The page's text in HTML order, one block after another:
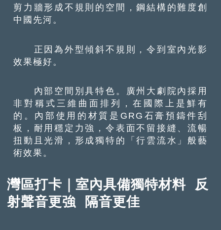
剪力牆形成不規則的空間，鋼結構的難度創
中國先河。
正因為外型傾斜不規則，令到室內光影
效果極好。
內部空間別具特色。廣州大劇院內採用
非對稱式三維曲面排列，在國際上是鮮有
的。內部使用的材質是GRG石膏預鑄件刮
板，耐用穩定力強，令表面不留接縫、流暢
扭動且光滑，形成獨特的「行雲流水」般藝
術效果。
灣區打卡｜室內具備獨特材料 反
射聲音更強 隔音更佳